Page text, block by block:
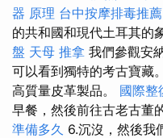
器 原理 台中按摩排毒推薦
的共和國和現代土耳其的
盤 天母 推拿 我們參觀安
可以看到獨特的考古寶藏
高質量皮革製品。 國際整
早餐，然後前往古老古董
準備多久 6.沉沒，然後我